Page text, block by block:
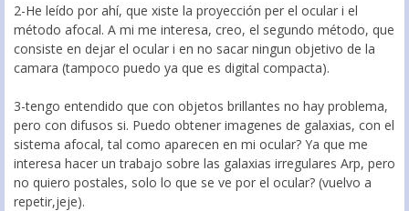
2-He leído por ahí, que xiste la proyección per el ocular i el
método afocal. A mi me interesa, creo, el segundo método, que
consiste en dejar el ocular i en no sacar ningun objetivo de la
camara (tampoco puedo ya que es digital compacta).
3-tengo entendido que con objetos brillantes no hay problema,
pero con difusos si. Puedo obtener imagenes de galaxias, con el
sistema afocal, tal como aparecen en mi ocular? Ya que me
interesa hacer un trabajo sobre las galaxias irregulares Arp, pero
no quiero postales, solo lo que se ve por el ocular? (vuelvo a
repetir,jeje).